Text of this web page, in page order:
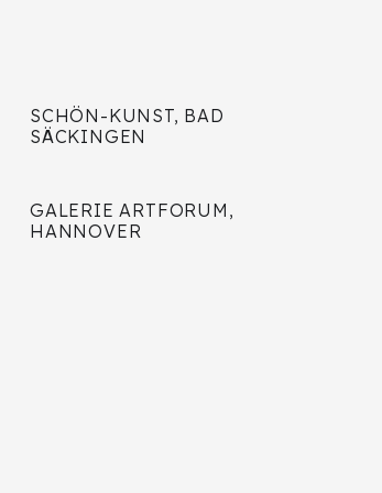
SCHÖN-KUNST, BAD
SÄCKINGEN
GALERIE ARTFORUM,
HANNOVER